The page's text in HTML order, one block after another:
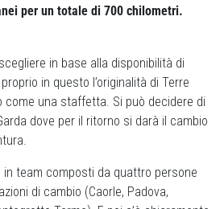
per un totale di 700 chilometri.
in base alla disponibilità di
in questo l’originalità di Terre
come una staffetta. Si può decidere di
dove per il ritorno si darà il cambio
in team composti da quattro persone
di cambio (Caorle, Padova,